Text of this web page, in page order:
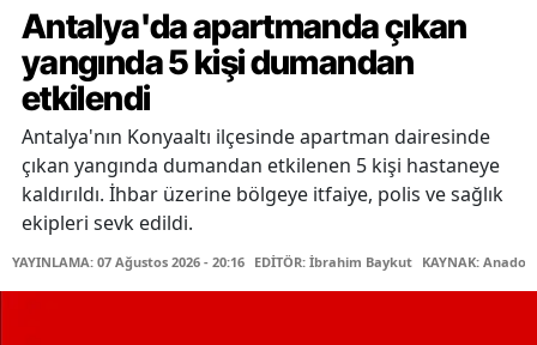
Antalya'da apartmanda çıkan
yangında 5 kişi dumandan
etkilendi
Antalya'nın Konyaaltı ilçesinde apartman dairesinde
çıkan yangında dumandan etkilenen 5 kişi hastaneye
kaldırıldı. İhbar üzerine bölgeye itfaiye, polis ve sağlık
ekipleri sevk edildi.
YAYINLAMA: 07 Ağustos 2026 - 20:16 EDİTÖR: İbrahim Baykut KAYNAK: